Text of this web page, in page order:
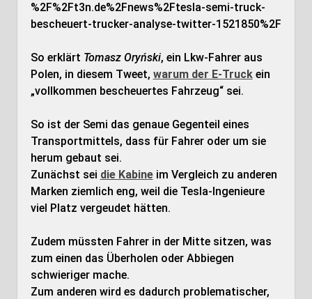
%2F%2Ft3n.de%2Fnews%2Ftesla-semi-truck-
bescheuert-trucker-analyse-twitter-1521850%2F
So erklärt Tomasz Oryński, ein Lkw-Fahrer aus
Polen, in diesem Tweet, warum der E-Truckein
„vollkommen bescheuertes Fahrzeug“ sei.
So ist der Semi das genaue Gegenteil eines
Transportmittels, dass für Fahrer oder um sie
herum gebaut sei.
Zunächst sei die Kabineim Vergleich zu anderen
Marken ziemlich eng, weil die Tesla-Ingenieure
viel Platz vergeudet hätten.
Zudem müssten Fahrer in der Mitte sitzen, was
zum einen das Überholen oder Abbiegen
schwieriger mache.
Zum anderen wird es dadurch problematischer,